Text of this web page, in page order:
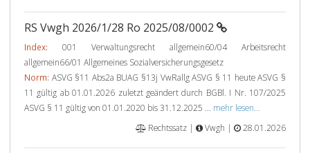
RS Vwgh 2026/1/28 Ro 2025/08/0002
Index: 001 Verwaltungsrecht allgemein60/04 Arbeitsrecht
allgemein66/01 Allgemeines Sozialversicherungsgesetz
Norm: ASVG §11 Abs2a BUAG §13j VwRallg ASVG § 11 heute ASVG §
11 gültig ab 01.01.2026 zuletzt geändert durch BGBl. I Nr. 107/2025
ASVG § 11 gültig von 01.01.2020 bis 31.12.2025 ... mehr lesen...
Rechtssatz |
Vwgh | 28.01.2026